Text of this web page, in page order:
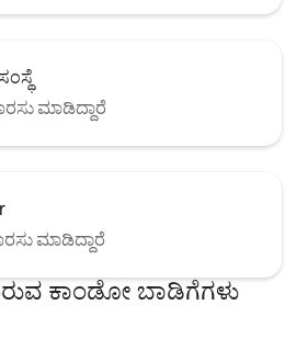
ಮಾಡಿದ್ದಾರೆ
ಮಾಡಿದ್ದಾರೆ
ಕಾಂಡೋ ಬಾಡಿಗೆಗಳು